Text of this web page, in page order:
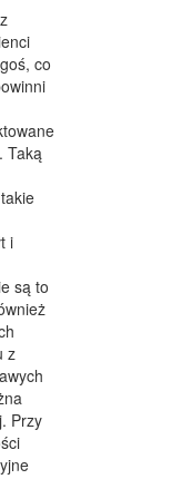
co
Taką
i
są to
z
Przy